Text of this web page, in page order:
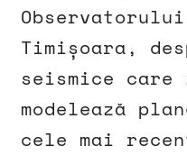
Timișoara,
seismice care
modelează
cele mai